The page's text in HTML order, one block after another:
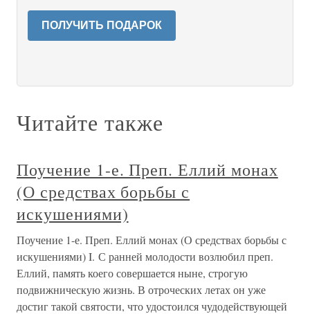
ПОЛУЧИТЬ ПОДАРОК
Читайте также
Поучение 1-е. Преп. Еллий монах
(О средствах борьбы с
искушениями)
Поучение 1-е. Преп. Еллий монах (О средствах борьбы с
искушениями) I. С ранней молодости возлюбил преп.
Еллий, память коего совершается ныне, строгую
подвижническую жизнь. В отроческих летах он уже
достиг такой святости, что удостоился чудодействующей